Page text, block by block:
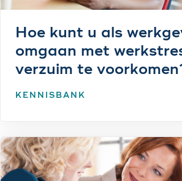
Hoe kunt u als
omgaan met
verzuim te
KENNISBANK